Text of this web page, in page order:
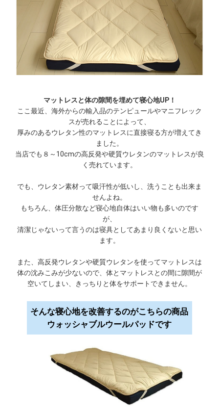
マットレスと体の隙間を埋めて寝心地UP！
ここ最近、海外からの輸入品のテンピュールやマニフレック
スが売れることによって、
厚みのあるウレタン性のマットレスに直接寝る方が増えてき
ました。
当店でも８～10cmの高反発や硬質ウレタンのマットレスが良
く売れています。
でも、ウレタン素材って吸汗性が低いし、洗うことも出来ま
せんよね。
もちろん、体圧分散など寝心地自体はいい物も多いのです
が、
清潔じゃないって言うのは寝具としてあまり良くないと思い
ます。
また、高反発ウレタンや硬質ウレタンを使ってマットレスは
体の沈みこみが少ないので、体とマットレスとの間に隙間が
空いてしまい、きっちりと体をサポートできません。
そんな寝心地を改善するのがこちらの商品
ウォッシャブルウールパッドです